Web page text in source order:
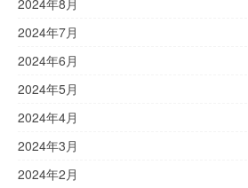
2024年8月
2024年7月
2024年6月
2024年5月
2024年4月
2024年3月
2024年2月